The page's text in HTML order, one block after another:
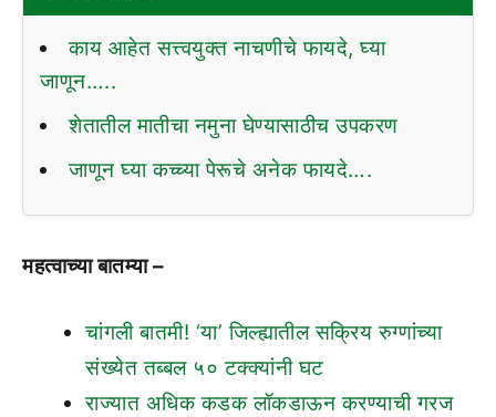
काय आहेत सत्त्वयुक्त नाचणीचे फायदे, घ्या
जाणून…..
शेतातील मातीचा नमुना घेण्यासाठीच उपकरण
जाणून घ्या कच्च्या पेरूचे अनेक फायदे….
महत्वाच्या बातम्या –
चांगली बातमी! ‘या’ जिल्ह्यातील सक्रिय रुग्णांच्या
संख्येत तब्बल ५० टक्क्यांनी घट
राज्यात अधिक कडक लॉकडाऊन करण्याची गरज